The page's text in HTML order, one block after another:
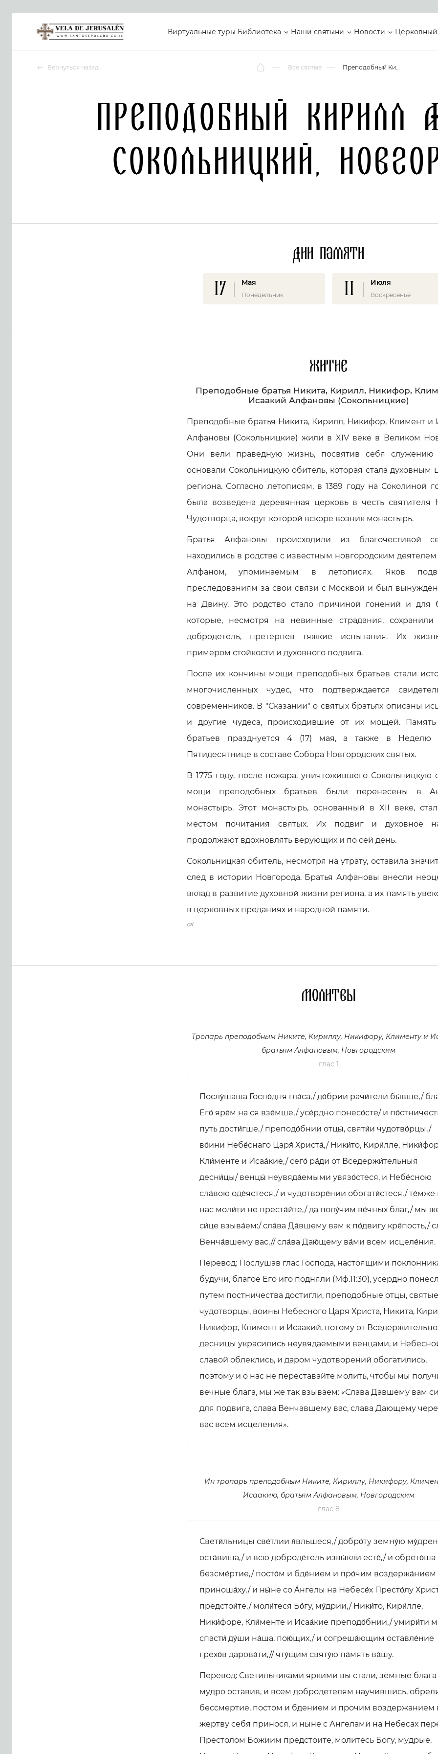
Виртуальные туры Библиотека Наши святыни Новости Церковный
Вернуться назад Все святые Преподобный Кирилл Алфанов, Сокольницкий, Новгородский
Преподобный Кирилл
Сокольницкий,
Дни памяти
17 Мая
Понедельник 11 Июля
Воскресенье
Житие
Преподобные братья Никита, Кирилл, Никифор,
Исаакий Алфановы (Сокольницкие)
Преподобные братья Никита, Кирилл, Никифор, Климент и
Алфановы (Сокольницкие) жили в XIV веке в Великом
Они вели праведную жизнь, посвятив себя служению
основали Сокольницкую обитель, которая стала духовным
региона. Согласно летописям, в 1389 году на Соколиной
была возведена деревянная церковь в честь святителя
Чудотворца, вокруг которой вскоре возник монастырь.
Братья Алфановы происходили из благочестивой
находились в родстве с известным новгородским
Алфаном, упоминаемым в летописях. Яков
преследованиям за свои связи с Москвой и был
на Двину. Это родство стало причиной гонений и для
которые, несмотря на невинные страдания,
добродетель, претерпев тяжкие испытания. Их
примером стойкости и духовного подвига.
После их кончины мощи преподобных братьев стали
многочисленных чудес, что подтверждается
современников. В "Сказании" о святых братьях описаны
и другие чудеса, происходившие от их мощей. Память
братьев празднуется 4 (17) мая, а также в
Пятидесятнице в составе Собора Новгородских святых.
В 1775 году, после пожара, уничтожившего Сокольницкую
мощи преподобных братьев были перенесены в
монастырь. Этот монастырь, основанный в XII веке,
местом почитания святых. Их подвиг и духовное
продолжают вдохновлять верующих и по сей день.
Сокольницкая обитель, несмотря на утрату, оставила
след в истории Новгорода. Братья Алфановы внесли
вклад в развитие духовной жизни региона, а их память
в церковных преданиях и народной памяти.
Молитвы
Тропарь преподобным Никите, Кириллу, Никифору, Клименту и
братьям Алфановым, Новгородским
глас 1
Послу́шаша Госпо́дня гла́са,/ до́брии рачи́тели бы́вше,/
Его́ яре́м на ся взе́мше,/ усе́рдно понесо́сте/ и
путь дости́гше,/ преподо́бнии отцы́, святи́и чудотво́рцы,/
во́ини Небе́снаго Царя́ Христа́,/ Ники́то, Кири́лле,
Кли́менте и Исаа́кие,/ сего́ ра́ди от Вседержи́тельныя
десни́цы/ венцы́ неувяда́емыми увязо́стеся, и Небе́сною
сла́вою оде́ястеся,/ и чудотворе́нии обогати́стеся,/ те́мже
нас моли́ти не преста́йте,/ да полу́чим ве́чных благ,/ мы
си́це взыва́ем:/ сла́ва Да́вшему вам к по́двигу кре́пость,/
Венча́вшему вас,// сла́ва Даю́щему ва́ми всем исцеле́ния.
Перевод: Послушав глас Господа, настоящими
будучи, благое Его иго подняли (Мф.11:30), усердно
путем постничества достигли, преподобные отцы, святые
чудотворцы, воины Небесного Царя Христа, Никита,
Никифор, Климент и Исаакий, потому от
десницы украсились неувядаемыми венцами, и
славой облеклись, и даром чудотворений обогатились,
поэтому и о нас не переставайте молить, чтобы мы
вечные блага, мы же так взываем: «Слава Давшему вам
для подвига, слава Венчавшему вас, слава Дающему
вас всем исцеления».
Ин тропарь преподобным Никите, Кириллу, Никифору,
Исаакию, братьям Алфановым, Новгородским
глас 8
Свети́льницы све́тлии я́вльшеся,/ добро́ту земну́ю
оста́виша,/ и всю доброде́тель извы́кли есте́,/ и обрето́ша
безсме́ртие,/ посто́м и бде́нием и про́чим воздержа́нием
приноша́ху,/ и ны́не со А́нгелы на Небесе́х Престо́лу
предстои́те,/ моли́теся Бо́гу, му́дрии,/ Ники́то, Кири́лле,
Ники́форе, Кли́менте и Исаа́кие преподо́бнии,/ умири́ти
спасти́ ду́ши на́ша, пою́щих,/ и согреша́ющим оставле́ние
грехо́в дарова́ти,// чту́щим святу́ю па́мять ва́шу.
Перевод: Светильниками яркими вы стали, земные блага
мудро оставив, и всем добродетелям научившись,
бессмертие, постом и бдением и прочим воздержанием
жертву себя принося, и ныне с Ангелами на Небесах
Престолом Божиим предстоите, молитесь Богу, мудрые,